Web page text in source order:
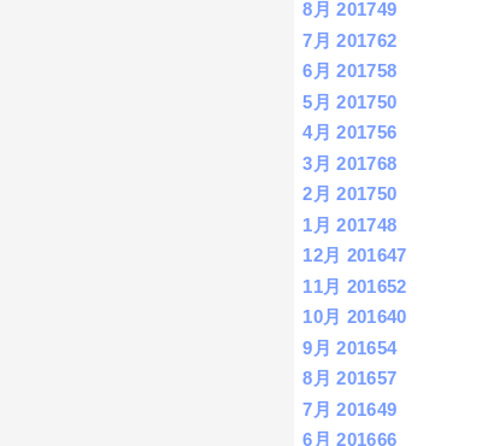
8月 201749
7月 201762
6月 201758
5月 201750
4月 201756
3月 201768
2月 201750
1月 201748
12月 201647
11月 201652
10月 201640
9月 201654
8月 201657
7月 201649
6月 201666